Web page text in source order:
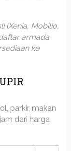
(Xenia, Mobilio,
armada
ke
parkir, makan
dari harga